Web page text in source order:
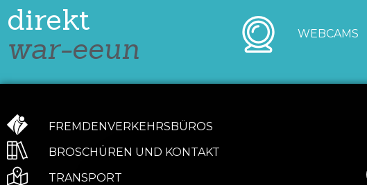
direkt
war-eeun WEBCAMS
FREMDENVERKEHRSBÜROS
BROSCHÜREN UND KONTAKT
TRANSPORT